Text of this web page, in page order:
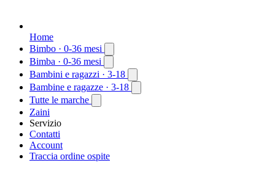
Home
Bimbo · 0-36 mesi
Bimba · 0-36 mesi
Bambini e ragazzi · 3-18
Bambine e ragazze · 3-18
Tutte le marche
Zaini
Servizio
Contatti
Account
Traccia ordine ospite